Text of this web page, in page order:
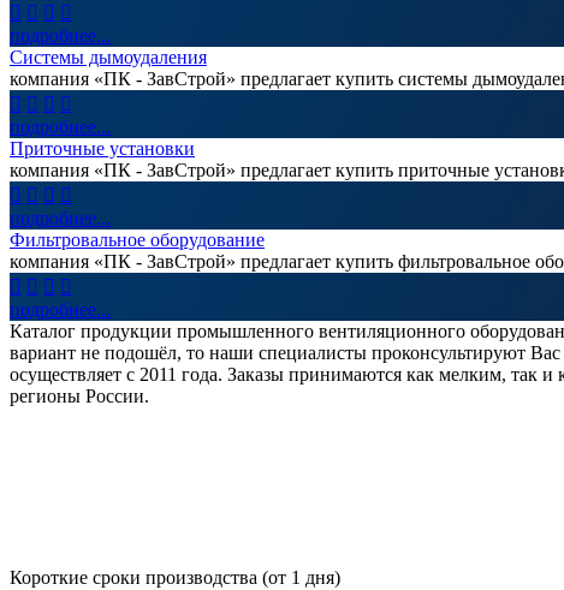
   
подробнее...
Системы дымоудаления
компания «ПК - ЗавСтрой» предлагает купить системы
   
подробнее...
Приточные установки
компания «ПК - ЗавСтрой» предлагает купить приточные
   
подробнее...
Фильтровальное оборудование
компания «ПК - ЗавСтрой» предлагает купить фильтровальное
   
подробнее...
Каталог продукции промышленного вентиляционного
вариант не подошёл, то наши специалисты проконсультируют
осуществляет с 2011 года. Заказы принимаются как мелким, так
регионы России.
Короткие сроки производства (от 1 дня)